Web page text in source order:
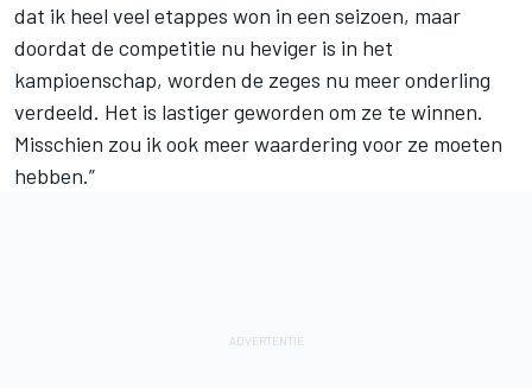
dat ik heel veel etappes won in een seizoen, maar
doordat de competitie nu heviger is in het
kampioenschap, worden de zeges nu meer onderling
verdeeld. Het is lastiger geworden om ze te winnen.
Misschien zou ik ook meer waardering voor ze moeten
hebben.”